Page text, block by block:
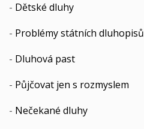
- Dětské dluhy
- Problémy státních dluhopisů
- Dluhová past
- Půjčovat jen s rozmyslem
- Nečekané dluhy